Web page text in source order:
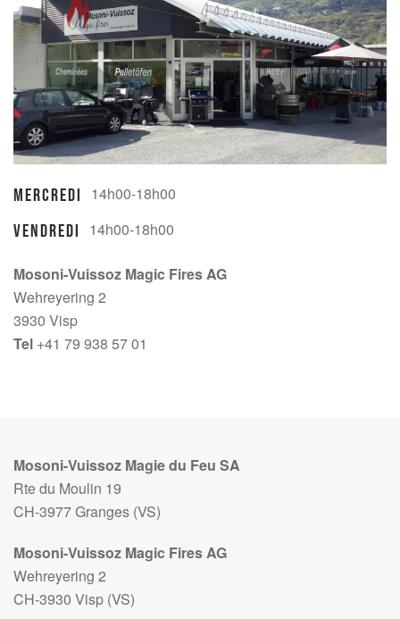
Mercredi 14h00-18h00
Vendredi 14h00-18h00
Mosoni-Vuissoz Magic Fires AG
Wehreyering 2
3930 Visp
Tel +41 79 938 57 01
Mosoni-Vuissoz Magie du Feu SA
Rte du Moulin 19
CH-3977 Granges (VS)
Mosoni-Vuissoz Magic Fires AG
Wehreyering 2
CH-3930 Visp (VS)